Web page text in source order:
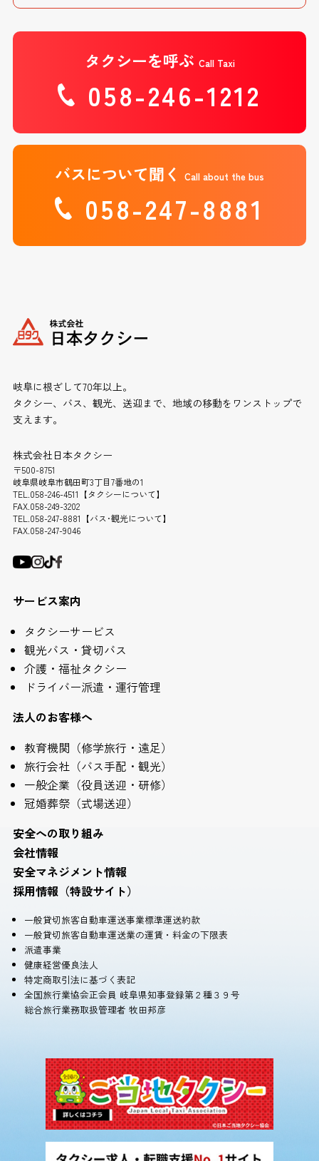
タクシーを呼ぶ Call Taxi
058-246-1212
バスについて聞く Call about the bus
058-247-8881
岐阜に根ざして70年以上。
タクシー、バス、観光、送迎まで、地域の移動をワンストップで
支えます。
株式会社日本タクシー
〒500-8751
岐阜県岐阜市鶴田町3丁目7番地の1
TEL.058-246-4511【タクシーについて】
FAX.058-249-3202
TEL.058-247-8881【バス･観光について】
FAX.058-247-9046
サービス案内
タクシーサービス
観光バス・貸切バス
介護・福祉タクシー
ドライバー派遣・運行管理
法人のお客様へ
教育機関（修学旅行・遠足）
旅行会社（バス手配・観光）
一般企業（役員送迎・研修）
冠婚葬祭（式場送迎）
安全への取り組み
会社情報
安全マネジメント情報
採用情報（特設サイト）
一般貸切旅客自動車運送事業標準運送約款
一般貸切旅客自動車運送業の運賃・料金の下限表
派遣事業
健康経営優良法人
特定商取引法に基づく表記
全国旅行業協会正会員 岐阜県知事登録第２種３９号
総合旅行業務取扱管理者 牧田邦彦